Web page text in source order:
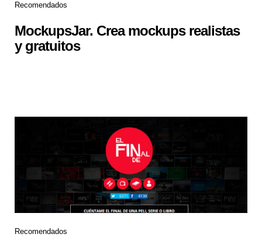
Recomendados
MockupsJar. Crea mockups realistas
y gratuitos
Recomendados